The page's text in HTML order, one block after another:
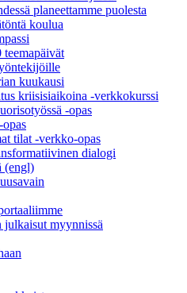
planeettamme puolesta
koulua
teemapäivät
kuukausi
kriisisiaikoina -verkkokurssi
-opas
tilat -verkko-opas
dialogi
(engl)
julkaisut myynnissä